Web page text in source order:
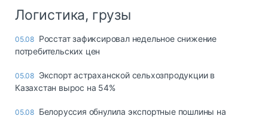
Логистика, грузы
05.08 Росстат зафиксировал недельное снижение
потребительских цен
05.08 Экспорт астраханской сельхозпродукции в
Казахстан вырос на 54%
05.08 Белоруссия обнулила экспортные пошлины на